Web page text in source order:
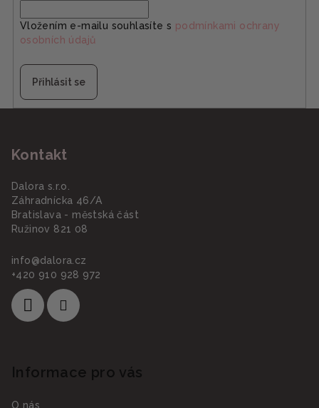
Vložením e-mailu souhlasíte s podmínkami ochrany
osobních údajů
Přihlásit se
Kontakt
Dalora s.r.o.
Záhradnícka 46/A
Bratislava - městská část
Ružinov 821 08
info@dalora.cz
+420 910 928 972
Informace pro vás
O nás